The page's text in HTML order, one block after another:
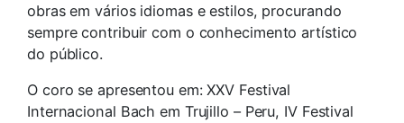
obras em vários idiomas e estilos, procurando
sempre contribuir com o conhecimento artístico
do público.
O coro se apresentou em: XXV Festival
Internacional Bach em Trujillo – Peru, IV Festival